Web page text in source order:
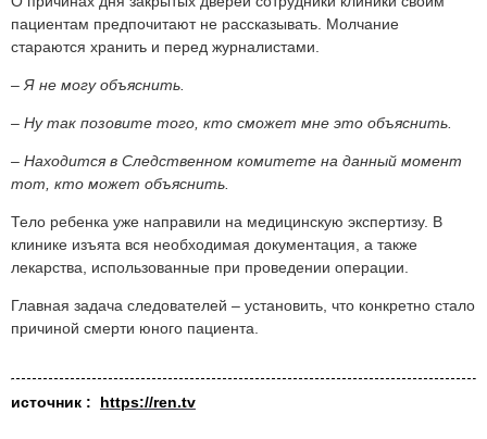
пациентам предпочитают не рассказывать. Молчание
стараются хранить и перед журналистами.
– Я не могу объяснить.
– Ну так позовите того, кто сможет мне это объяснить.
– Находится в Следственном комитете на данный момент
тот, кто может объяснить.
Тело ребенка уже направили на медицинскую экспертизу. В
клинике изъята вся необходимая документация, а также
лекарства, использованные при проведении операции.
Главная задача следователей – установить, что конкретно стало
причиной смерти юного пациента.
источник : https://ren.tv